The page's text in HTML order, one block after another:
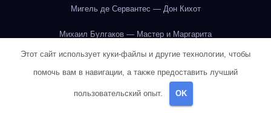
Мигель де Сервантес — Дон Кихот
Михаил Булгаков — Мастер и Маргарита
Михаил Булгаков — Мастер и Маргарита
Михаил Булгаков — Мастер и Маргарита
Этот сайт использует куки-файлы и другие технологии, чтобы
помочь вам в навигации, а также предоставить лучший
пользовательский опыт. OK